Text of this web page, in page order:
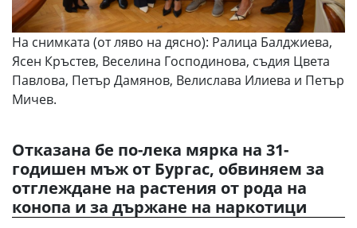
На снимката (от ляво на дясно): Ралица Балджиева,
Ясен Кръстев, Веселина Господинова, съдия Цвета
Павлова, Петър Дамянов, Велислава Илиева и Петър
Мичев.
Отказана бе по-лека мярка на 31-
годишен мъж от Бургас, обвиняем за
отглеждане на растения от рода на
конопа и за държане на наркотици